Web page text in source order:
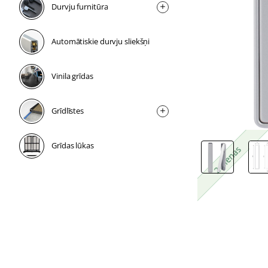
Durvju furnitūra
Automātiskie durvju sliekšņi
Vinila grīdas
Grīdlīstes
Grīdas lūkas 2 dienas
2 dienas